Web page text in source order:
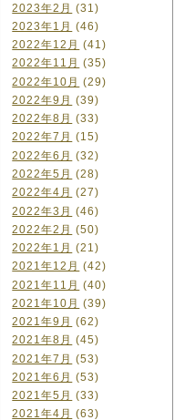
2023年2月 (31)
2023年1月 (46)
2022年12月 (41)
2022年11月 (35)
2022年10月 (29)
2022年9月 (39)
2022年8月 (33)
2022年7月 (15)
2022年6月 (32)
2022年5月 (28)
2022年4月 (27)
2022年3月 (46)
2022年2月 (50)
2022年1月 (21)
2021年12月 (42)
2021年11月 (40)
2021年10月 (39)
2021年9月 (62)
2021年8月 (45)
2021年7月 (53)
2021年6月 (53)
2021年5月 (33)
2021年4月 (63)